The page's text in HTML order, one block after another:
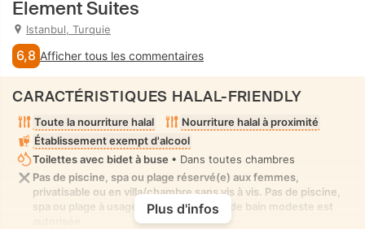
Element Suites
Istanbul, Turquie
6,8 Afficher tous les commentaires
CARACTÉRISTIQUES HALAL-FRIENDLY
Toute la nourriture halal
Nourriture halal à proximité
Établissement exempt d'alcool
Toilettes avec bidet à buse • Dans toutes chambres
Pas de piscine, spa ou plage réservé(e) aux femmes,
privatisable ou en villa/chambre sans vis à vis. Pas de piscine,
spa ou plage à usage mixte où la tenue de bain modeste est
Plus d'infos